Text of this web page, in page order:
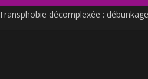
Transphobie décomplexée :